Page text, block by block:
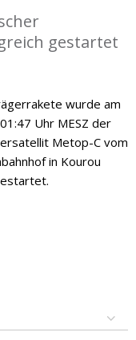
gestartet
wurde am
Uhr MESZ der
Metop-C vom
in Kourou